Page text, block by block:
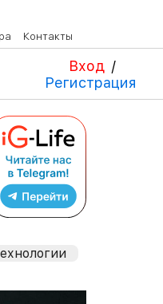
Контакты
Вход /
Регистрация